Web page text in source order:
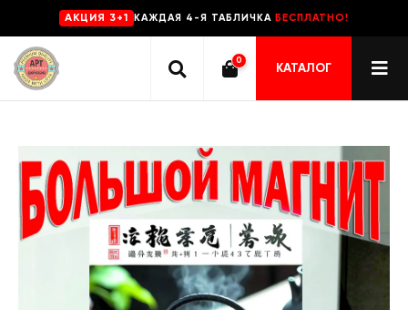
AKЦИЯ 3+1 КАЖДАЯ 4-Я ТАБЛИЧКА БЕСПЛАТНО!
0
КАТАЛОГ